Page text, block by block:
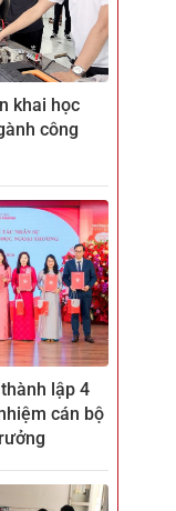
khai học
công
lập 4
cán bộ